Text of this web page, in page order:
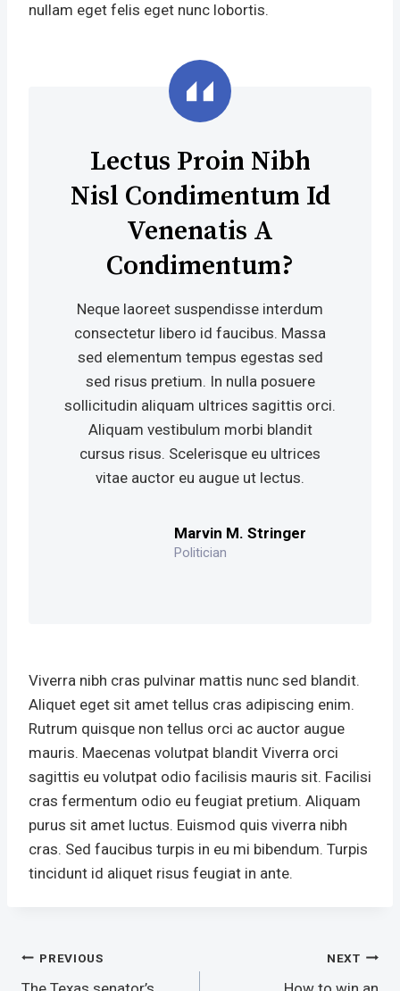
nullam eget felis eget nunc lobortis.
Lectus Proin Nibh
Nisl Condimentum Id
Venenatis A
Condimentum?
Neque laoreet suspendisse interdum
consectetur libero id faucibus. Massa
sed elementum tempus egestas sed
sed risus pretium. In nulla posuere
sollicitudin aliquam ultrices sagittis orci.
Aliquam vestibulum morbi blandit
cursus risus. Scelerisque eu ultrices
vitae auctor eu augue ut lectus.
Marvin M. Stringer
Politician
Viverra nibh cras pulvinar mattis nunc sed blandit.
Aliquet eget sit amet tellus cras adipiscing enim.
Rutrum quisque non tellus orci ac auctor augue
mauris. Maecenas volutpat blandit Viverra orci
sagittis eu volutpat odio facilisis mauris sit. Facilisi
cras fermentum odio eu feugiat pretium. Aliquam
purus sit amet luctus. Euismod quis viverra nibh
cras. Sed faucibus turpis in eu mi bibendum. Turpis
tincidunt id aliquet risus feugiat in ante.
Post
PREVIOUS NEXT